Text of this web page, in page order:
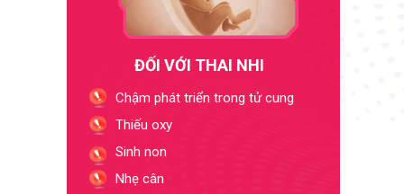
ĐỐI VỚI THAI NHI
Chậm phát triển trong tử cung
Thiếu oxy
Sinh non
Nhẹ cân